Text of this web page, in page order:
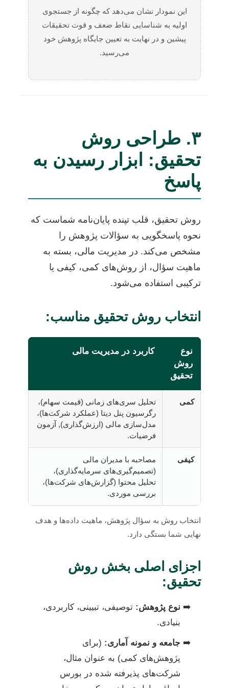
این نمودار نشان می‌دهد که چگونه از جستجوی
اولیه به شناسایی نقاط ضعف و قوت تحقیقات
پیشین و در نهایت به تعیین جایگاه پژوهش خود
می‌رسید.
۳. طراحی روش
تحقیق: ابزار رسیدن به
پاسخ
روش تحقیق، قلب تپنده پایان‌نامه شماست که
نحوه پاسخگویی به سؤالات پژوهش را
مشخص می‌کند. در مدیریت مالی، بسته به
ماهیت سؤال، از روش‌های کمی، کیفی یا
ترکیبی استفاده می‌شود.
انتخاب روش تحقیق مناسب:
نوع
روش
تحقیق
کاربرد در مدیریت مالی
کمی
تحلیل سری‌های زمانی (قیمت سهام)،
رگرسیون پنل دیتا (عملکرد شرکت‌ها)،
مدل‌سازی مالی (ارزش‌گذاری), آزمون
فرضیات.
کیفی
مصاحبه با مدیران مالی
(تصمیم‌گیری‌های سرمایه‌گذاری)،
تحلیل محتوا (گزارش‌های شرکت‌ها)،
بررسی موردی.
انتخاب روش به سؤال پژوهش، ماهیت داده‌ها و هدف
نهایی شما بستگی دارد.
اجزای اصلی بخش روش
تحقیق:
نوع پژوهش: توصیفی، تبیینی، کاربردی،
بنیادی.
جامعه و نمونه آماری: (برای
پژوهش‌های کمی) به عنوان مثال،
شرکت‌های پذیرفته شده در بورس